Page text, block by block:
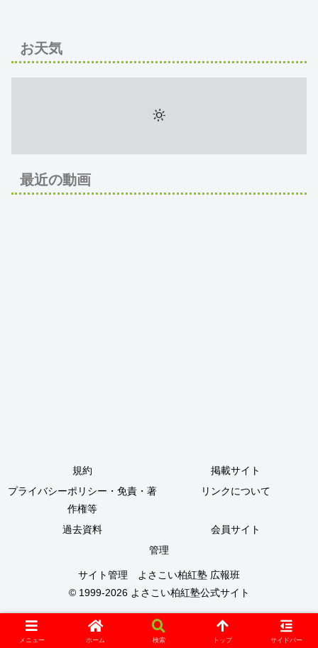
お天気
最近の動画
規約
掲載サイト
プライバシーポリシー・免責・著
作権等
リンクについて
過去資料
会員サイト
管理
サイト管理 よさこい柏紅塾 広報班
© 1999-2026 よさこい柏紅塾公式サイト
メニュー ホーム 検索 トップ サイドバー